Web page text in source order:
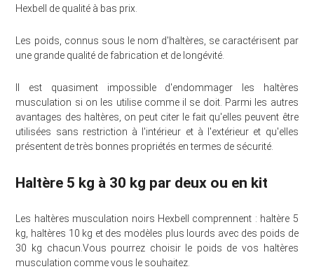
Hexbell de qualité à bas prix.
Les poids, connus sous le nom d'haltères, se caractérisent par
une grande qualité de fabrication et de longévité.
Il est quasiment impossible d'endommager les haltères
musculation si on les utilise comme il se doit. Parmi les autres
avantages des haltères, on peut citer le fait qu'elles peuvent être
utilisées sans restriction à l'intérieur et à l'extérieur et qu'elles
présentent de très bonnes propriétés en termes de sécurité.
Haltère 5 kg à 30 kg par deux ou en kit
Les haltères musculation noirs Hexbell comprennent : haltère 5
kg, haltères 10 kg et des modèles plus lourds avec des poids de
30 kg chacun.Vous pourrez choisir le poids de vos haltères
musculation comme vous le souhaitez.